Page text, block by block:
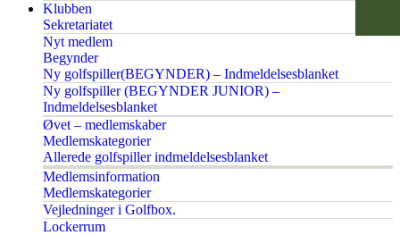
Klubben
Sekretariatet
Nyt medlem
Begynder
Ny golfspiller(BEGYNDER) – Indmeldelsesblanket
Ny golfspiller (BEGYNDER JUNIOR) –
Indmeldelsesblanket
Øvet – medlemskaber
Medlemskategorier
Allerede golfspiller indmeldelsesblanket
Medlemsinformation
Medlemskategorier
Vejledninger i Golfbox.
Lockerrum